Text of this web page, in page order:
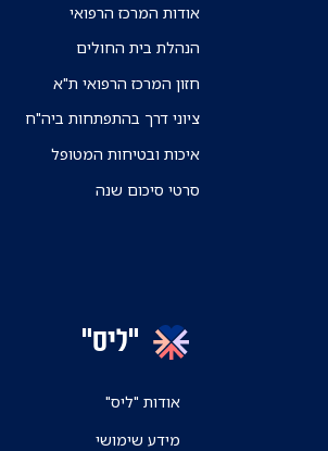
אודות המרכז הרפואי
הנהלת בית החולים
חזון המרכז הרפואי ת"א
ציוני דרך בהתפתחות ביה"ח
איכות ובטיחות המטופל
סרטי סיכום שנה
"ליס"
אודות "ליס"
מידע שימושי